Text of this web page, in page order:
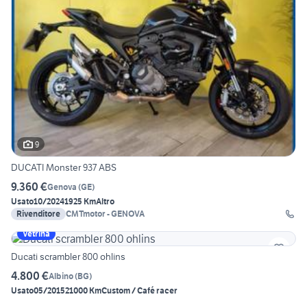
9
DUCATI Monster 937 ABS
9.360 €Genova (GE)
Usato10/20241925 KmAltro
Rivenditore CMTmotor - GENOVA
Vetrina
Ducati scrambler 800 ohlins
4.800 €Albino(BG)
Usato05/201521000 KmCustom / Café racer